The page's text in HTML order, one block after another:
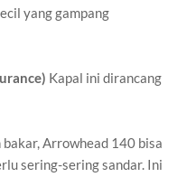
yang gampang
Kapal ini dirancang
Arrowhead 140 bisa
sering-sering sandar. Ini